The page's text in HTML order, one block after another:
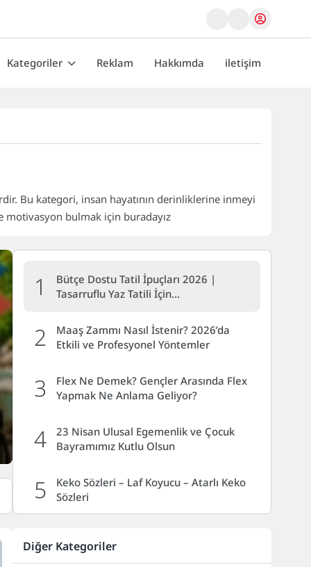
Kategoriler Reklam Hakkımda iletişim
Bu kategori, insan hayatının derinliklerine inmeyi
motivasyon bulmak için buradayız
1
Bütçe Dostu Tatil İpuçları 2026 |
Tasarruflu Yaz Tatili İçin…
2
Maaş Zammı Nasıl İstenir? 2026’da
Etkili ve Profesyonel Yöntemler
3
Flex Ne Demek? Gençler Arasında Flex
Yapmak Ne Anlama Geliyor?
4
23 Nisan Ulusal Egemenlik ve Çocuk
Bayramımız Kutlu Olsun
5
Keko Sözleri – Laf Koyucu – Atarlı Keko
Sözleri
6
Rehber
Diğer Kategoriler